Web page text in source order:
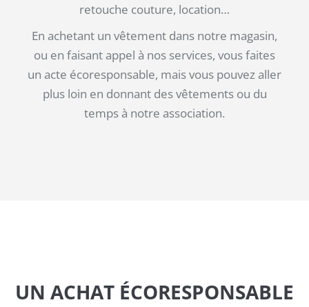
retouche couture, location…
En achetant un vêtement dans notre magasin,
ou en faisant appel à nos services, vous faites
un acte écoresponsable, mais vous pouvez aller
plus loin en donnant des vêtements ou du
temps à notre association.
UN ACHAT ÉCORESPONSABLE